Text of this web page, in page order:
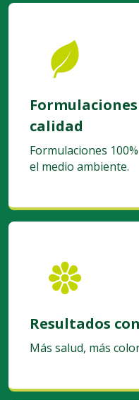
calidad
el medio ambiente.
Más salud, más